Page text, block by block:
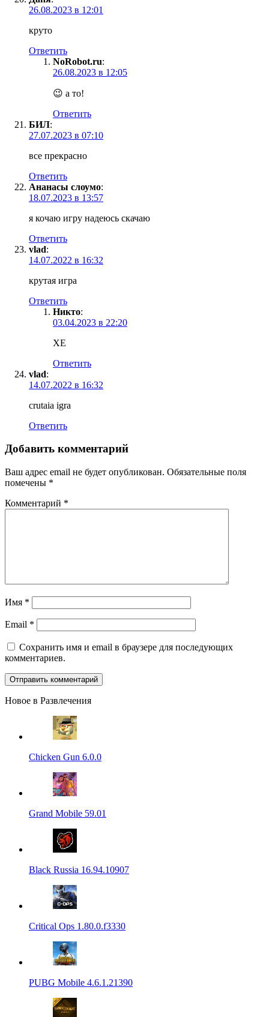
26.08.2023 в 12:01
круто
Ответить
NoRobot.ru:
26.08.2023 в 12:05
😉 а то!
Ответить
БИЛ:
27.07.2023 в 07:10
все прекрасно
Ответить
Ананасы слоумо:
18.07.2023 в 13:57
я кочаю игру надеюсь скачаю
Ответить
vlad:
14.07.2022 в 16:32
крутая игра
Ответить
Никто:
03.04.2023 в 22:20
ХЕ
Ответить
vlad:
14.07.2022 в 16:32
crutaia igra
Ответить
Добавить комментарий
Ваш адрес email не будет опубликован. Обязательные поля
помечены *
Комментарий *
Имя *
Email *
Сохранить имя и email в браузере для последующих
комментариев.
Новое в Развлечения
Chicken Gun 6.0.0
Grand Mobile 59.01
Black Russia 16.94.10907
Critical Ops 1.80.0.f3330
PUBG Mobile 4.6.1.21390